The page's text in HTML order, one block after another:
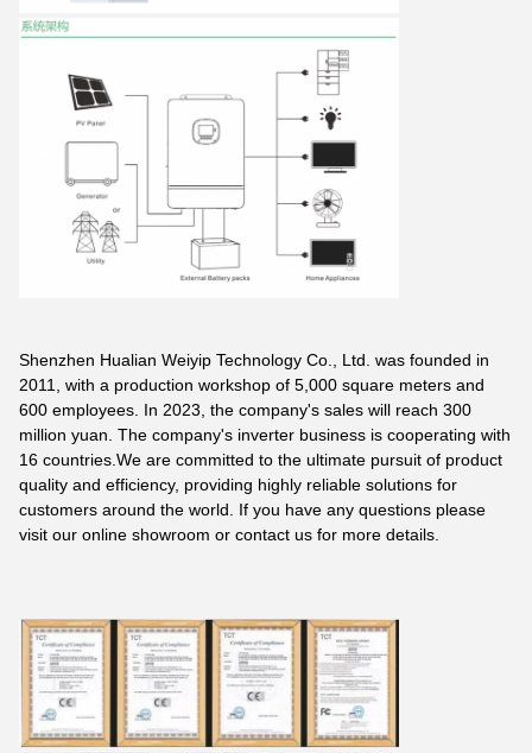
Shenzhen Hualian Weiyip Technology Co., Ltd. was founded in
2011, with a production workshop of 5,000 square meters and
600 employees. In 2023, the company's sales will reach 300
million yuan. The company's inverter business is cooperating with
16 countries.We are committed to the ultimate pursuit of product
quality and efficiency, providing highly reliable solutions for
customers around the world. If you have any questions please
visit our online showroom or contact us for more details.